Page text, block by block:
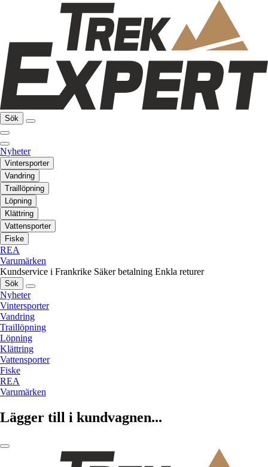
Sök
Nyheter
Vintersporter
Vandring
Traillöpning
Löpning
Klättring
Vattensporter
Fiske
REA
Varumärken
Kundservice i Frankrike Säker betalning Enkla returer
Sök
Nyheter
Vintersporter
Vandring
Traillöpning
Löpning
Klättring
Vattensporter
Fiske
REA
Varumärken
Lägger till i kundvagnen...